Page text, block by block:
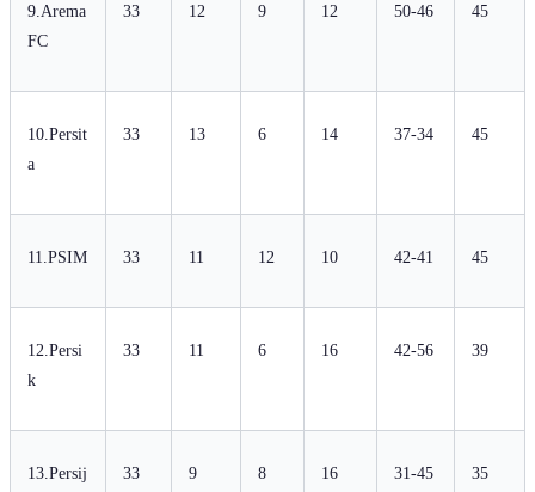
9.Arema
FC
33 12 9 12 50-46 45
10.Persit
a
33 13 6 14 37-34 45
11.PSIM 33 11 12 10 42-41 45
12.Persi
k
33 11 6 16 42-56 39
13.Persij
33 9 8 16 31-45 35